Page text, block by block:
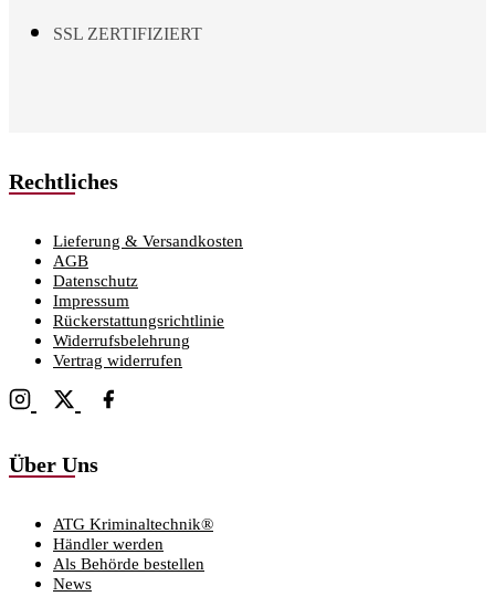
SSL ZERTIFIZIERT
Rechtliches
Lieferung & Versandkosten
AGB
Datenschutz
Impressum
Rückerstattungsrichtlinie
Widerrufsbelehrung
Vertrag widerrufen
Über Uns
ATG Kriminaltechnik®
Händler werden
Als Behörde bestellen
News